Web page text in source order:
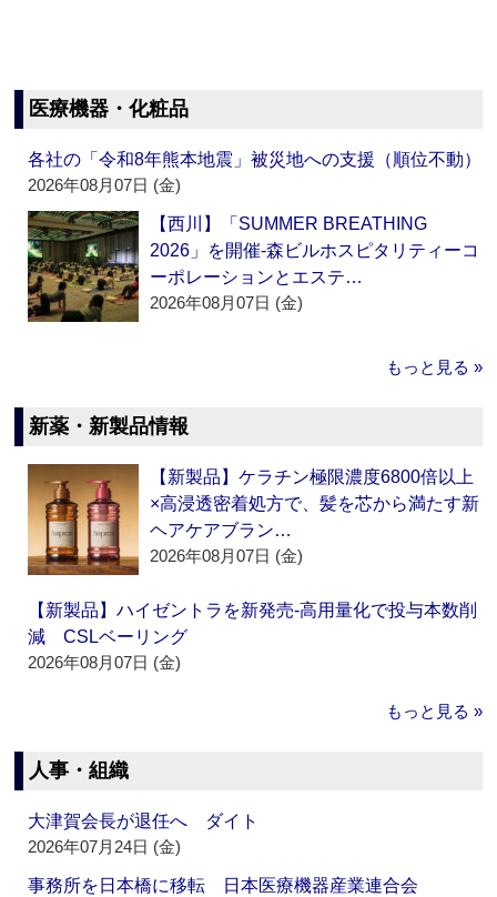
医療機器・化粧品
各社の「令和8年熊本地震」被災地への支援（順位不動）
2026年08月07日 (金)
【西川】「SUMMER BREATHING
2026」を開催‐森ビルホスピタリティーコ
ーポレーションとエステ…
2026年08月07日 (金)
もっと見る »
新薬・新製品情報
【新製品】ケラチン極限濃度6800倍以上
×高浸透密着処方で、髪を芯から満たす新
ヘアケアブラン…
2026年08月07日 (金)
【新製品】ハイゼントラを新発売‐高用量化で投与本数削
減 CSLベーリング
2026年08月07日 (金)
もっと見る »
人事・組織
大津賀会長が退任へ ダイト
2026年07月24日 (金)
事務所を日本橋に移転 日本医療機器産業連合会